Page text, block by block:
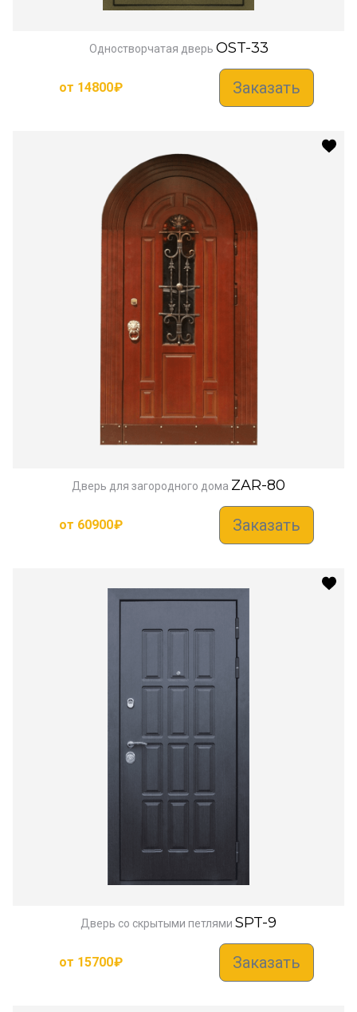
Одностворчатая дверь OST-33
от 14800₽ Заказать
Дверь для загородного дома ZAR-80
от 60900₽ Заказать
Дверь со скрытыми петлями SPT-9
от 15700₽ Заказать